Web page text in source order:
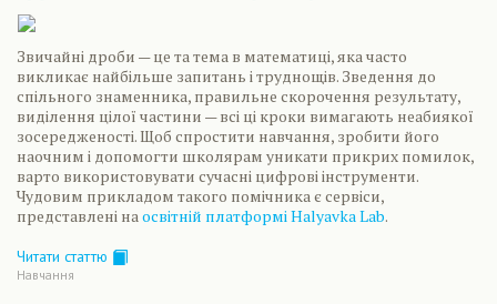
Звичайні дроби — це та тема в математиці, яка часто
викликає найбільше запитань і труднощів. Зведення до
спільного знаменника, правильне скорочення результату,
виділення цілої частини — всі ці кроки вимагають неабиякої
зосередженості. Щоб спростити навчання, зробити його
наочним і допомогти школярам уникати прикрих помилок,
варто використовувати сучасні цифрові інструменти.
Чудовим прикладом такого помічника є сервіси,
представлені на освітній платформі Halyavka Lab.
Читати статтю
Навчання